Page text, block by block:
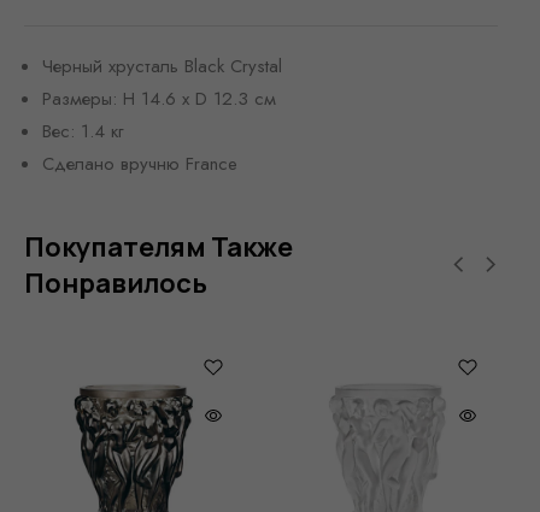
Черный хрусталь Black Crystal
Размеры: H 14.6 x D 12.3 см
Вес: 1.4 кг
Сделано вручню France
Покупателям Также
Понравилось